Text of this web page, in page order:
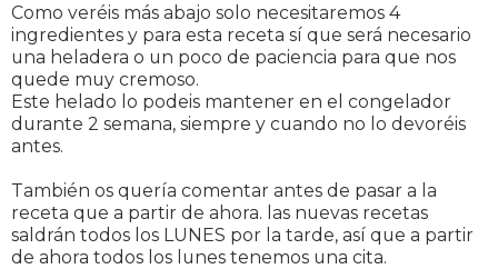
Como veréis más abajo solo necesitaremos 4
ingredientes y para esta receta sí que será necesario
una heladera o un poco de paciencia para que nos
quede muy cremoso.
Este helado lo podeis mantener en el congelador
durante 2 semana, siempre y cuando no lo devoréis
antes.
También os quería comentar antes de pasar a la
receta que a partir de ahora. las nuevas recetas
saldrán todos los LUNES por la tarde, así que a partir
de ahora todos los lunes tenemos una cita.